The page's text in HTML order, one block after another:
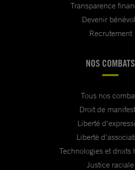
Transparence
Devenir
Recrutement
NOS COMBATS
Tous nos
Droit de
Liberté
Liberté
Technologies et droits
Justice raciale